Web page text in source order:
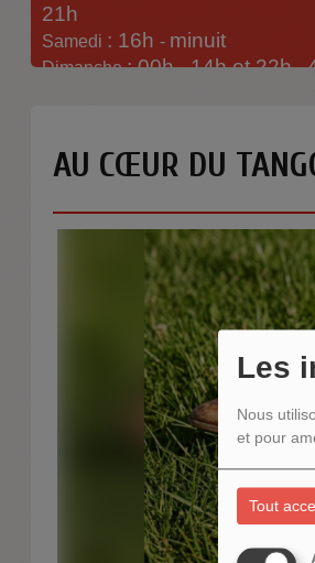
Les
Nous
et pour
Tout
21h
Samedi : 16h - minuit
Dimanche: 00h -14h et 22h-
AU CŒUR DU